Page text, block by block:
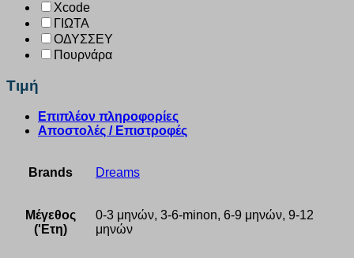
Xcode
ΓΙΩΤΑ
ΟΔΥΣΣΕΥ
Πουρνάρα
Τιμή
Επιπλέον πληροφορίες
Αποστολές / Επιστροφές
Brands Dreams
Μέγεθος
('Ετη)
0-3 μηνών, 3-6-minon, 6-9 μηνών, 9-12
μηνών